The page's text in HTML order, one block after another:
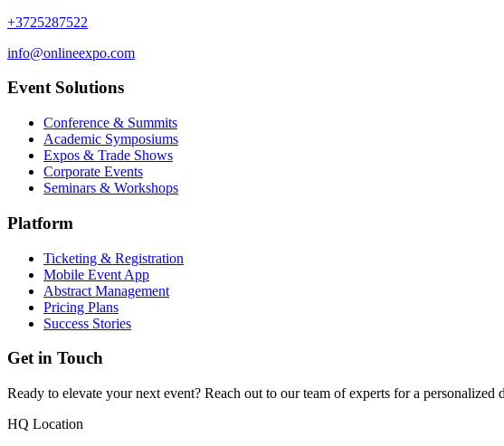
+3725287522
info@onlineexpo.com
Event Solutions
Conference & Summits
Academic Symposiums
Expos & Trade Shows
Corporate Events
Seminars & Workshops
Platform
Ticketing & Registration
Mobile Event App
Abstract Management
Pricing Plans
Success Stories
Get in Touch
Ready to elevate your next event? Reach out to our team of experts for a personalized
HQ Location